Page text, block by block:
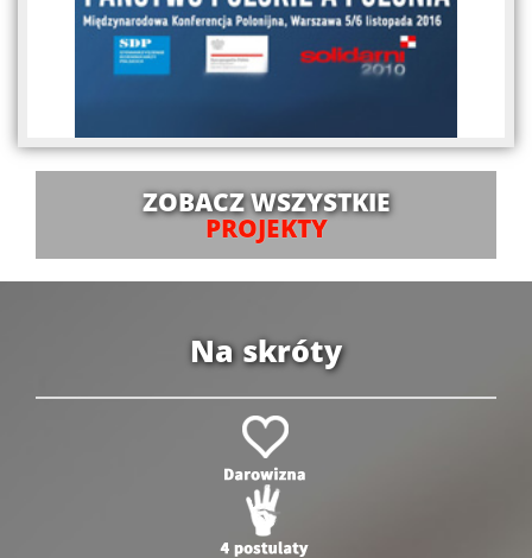
ZOBACZ WSZYSTKIE
PROJEKTY
Na skróty